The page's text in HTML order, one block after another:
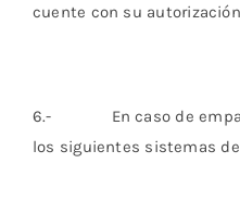
cuente con su
6.- En caso de empate
los siguientes sistemas